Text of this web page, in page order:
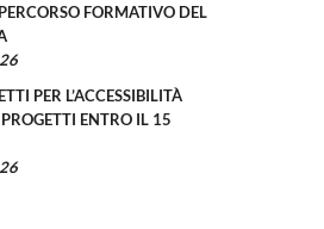
FORMATIVO DEL
PER L’ACCESSIBILITÀ
ENTRO IL 15